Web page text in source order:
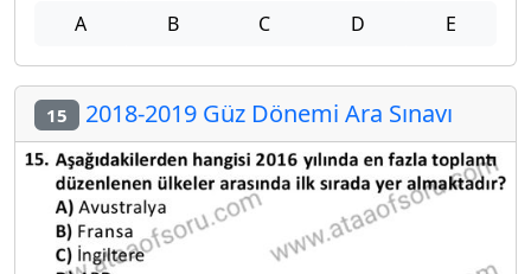
A B C D E
15 2018-2019 Güz Dönemi Ara Sınavı